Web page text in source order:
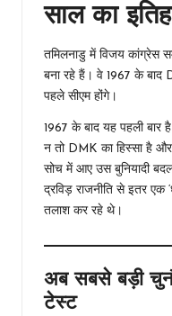
साल का
तमिलनाडु में विजय कांग्रेस
बना रहे हैं। वे 1967 के
पहले सीएम होंगे।
1967 के बाद यह पहली बार
न तो DMK का हिस्सा है
सोच में आए उस बुनियादी
द्रविड़ राजनीति से इतर एक
तलाश कर रहे थे।
अब सबसे बड़ी
टेस्ट